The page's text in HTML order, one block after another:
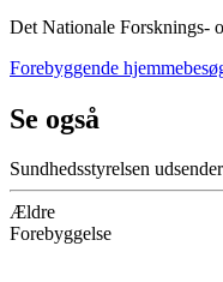
Det Nationale Forsknings-
Forebyggende
Se også
Sundhedsstyrelsen
Ældre
Forebyggelse